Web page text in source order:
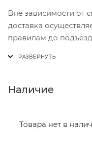
Вне зависимости от
доставка
правилам до
В субботу с 8:00 до
- зоны доставки;
Наличие
Товара нет в